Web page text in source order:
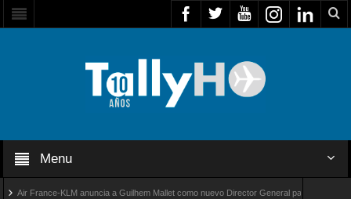
Menu
France-KLM anuncia a Guilhem Mallet como nuevo Director General para América Latina